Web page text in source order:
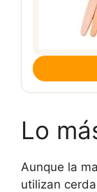
Lo
Aunque la
utilizan